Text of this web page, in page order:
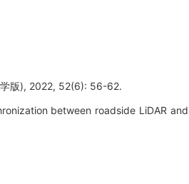
学版), 2022, 52(6): 56-62.
between roadside LiDAR and